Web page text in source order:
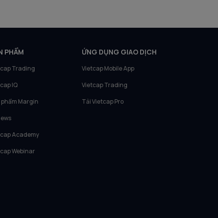
PHẨM
Trading
IQ
phẩm Margin
Academy
Webinar
ỨNG DỤNG GIAO DỊCH
Vietcap Mobile App
Vietcap Trading
Tải Vietcap Pro